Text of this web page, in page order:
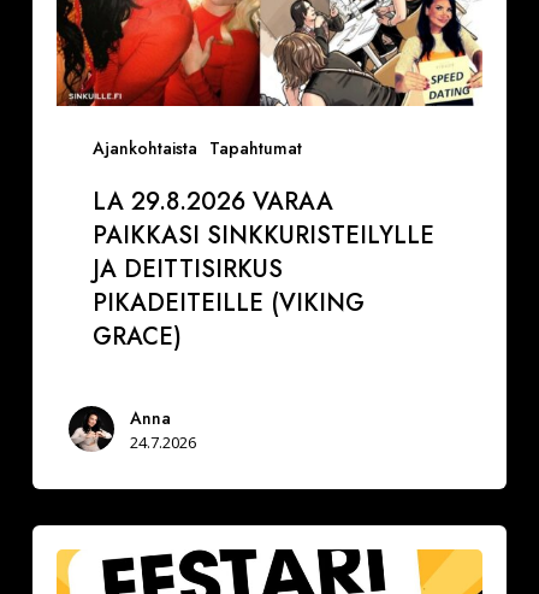
Ajankohtaista Tapahtumat
LA 29.8.2026 VARAA
PAIKKASI SINKKURISTEILYLLE
JA DEITTISIRKUS
PIKADEITEILLE (VIKING
GRACE)
Anna
24.7.2026